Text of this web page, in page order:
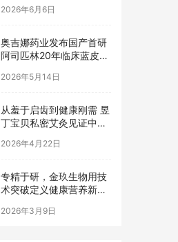
2026年6月6日
奥吉娜药业发布国产首研
阿司匹林20年临床蓝皮
史坐标，不是终极标准
2026年5月14日
从羞于启齿到健康刚需 昱
丁宝贝私密艾灸见证中国
2026年4月22日
专精于研，金玖生物用技
术突破定义健康营养新高
2026年3月9日